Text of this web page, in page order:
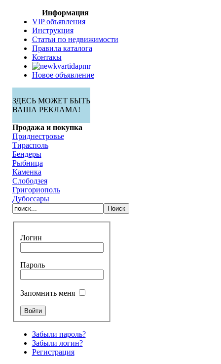
Информация
VIP объявления
Инструкция
Статьи по недвижимости
Правила каталога
Контакы
Новое объявление
ЗДЕСЬ МОЖЕТ БЫТЬ
ВАША РЕКЛАМА!
Продажа и покупка
Приднестровье
Тирасполь
Бендеры
Рыбница
Каменка
Слободзея
Григориополь
Дубоссары
Логин
Пароль
Запомнить меня
Забыли пароль?
Забыли логин?
Регистрация